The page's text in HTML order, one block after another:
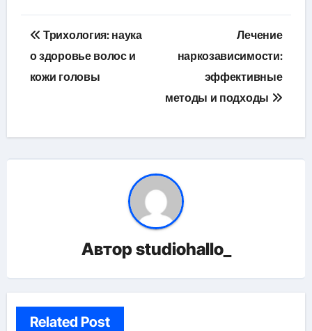
Навигация
по
записям
Трихология: наука
о здоровье волос и
кожи головы
Лечение
наркозависимости:
эффективные
методы и подходы
Авторstudiohallo_
Related Post